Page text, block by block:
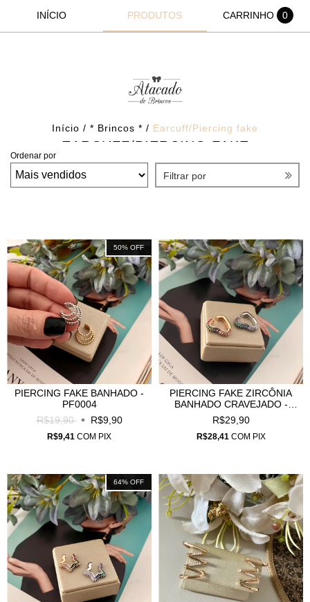
INÍCIO PRODUTOS CARRINHO 0
Início / * Brincos * / Earcuff/Piercing fake
EARCUFF/PIERCING FAKE
Ordenar por
Filtrar por
50% OFF
PIERCING FAKE BANHADO -
PF0004
R$19,90
R$9,90
R$9,41 COM PIX
PIERCING FAKE ZIRCÔNIA
BANHADO CRAVEJADO -
PF0001
R$29,90
R$28,41 COM PIX
64% OFF